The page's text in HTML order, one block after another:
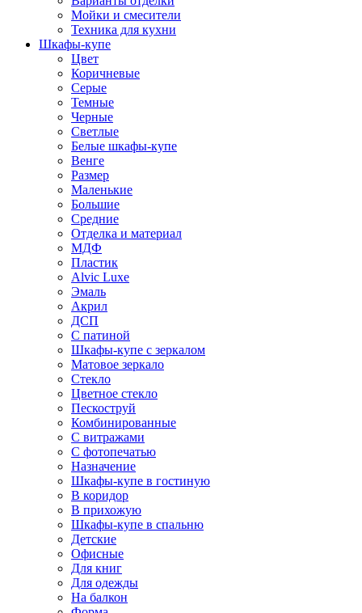
Мойки и смесители
Техника для кухни
Шкафы-купе
Цвет
Коричневые
Серые
Темные
Черные
Светлые
Белые шкафы-купе
Венге
Размер
Маленькие
Большие
Средние
Отделка и материал
МДФ
Пластик
Alvic Luxe
Эмаль
Акрил
ДСП
С патиной
Шкафы-купе с зеркалом
Матовое зеркало
Стекло
Цветное стекло
Пескоструй
Комбинированные
С витражами
С фотопечатью
Назначение
Шкафы-купе в гостиную
В коридор
В прихожую
Шкафы-купе в спальню
Детские
Офисные
Для книг
Для одежды
На балкон